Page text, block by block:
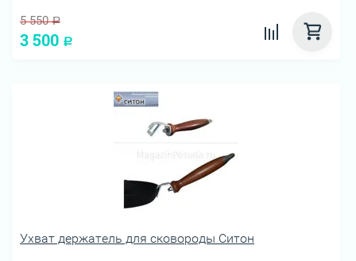
5 550 Р
3 500 Р
Ухват держатель для сковороды Ситон